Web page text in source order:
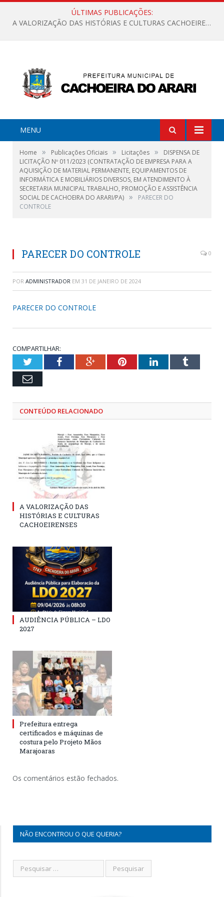
ÚLTIMAS PUBLICAÇÕES:
A VALORIZAÇÃO DAS HISTÓRIAS E CULTURAS CACHOEIRENSES
MENU
Home » Publicações Oficiais » Licitações »
DISPENSA DE
LICITAÇÃO Nº 011/2023 (CONTRATAÇÃO DE EMPRESA PARA A
AQUISIÇÃO DE MATERIAL PERMANENTE, EQUIPAMENTOS DE
INFORMÁTICA E MOBILIÁRIOS DIVERSOS, EM ATENDIMENTO À
SECRETARIA MUNICIPAL TRABALHO, PROMOÇÃO E ASSISTÊNCIA
SOCIAL DE CACHOEIRA DO ARARI/PA) »
PARECER DO
CONTROLE
PARECER DO CONTROLE 0
POR ADMINISTRADOR EM 31 DE JANEIRO DE 2024
PARECER DO CONTROLE
COMPARTILHAR:
TwitterFacebookGoogle+PinterestLinkedInTumblr
Email
CONTEÚDO RELACIONADO
A VALORIZAÇÃO DAS
HISTÓRIAS E CULTURAS
CACHOEIRENSES
AUDIÊNCIA PÚBLICA – LDO
2027
Prefeitura entrega
certificados e máquinas de
costura pelo Projeto Mãos
Marajoaras
Os comentários estão fechados.
NÃO ENCONTROU O QUE QUERIA?